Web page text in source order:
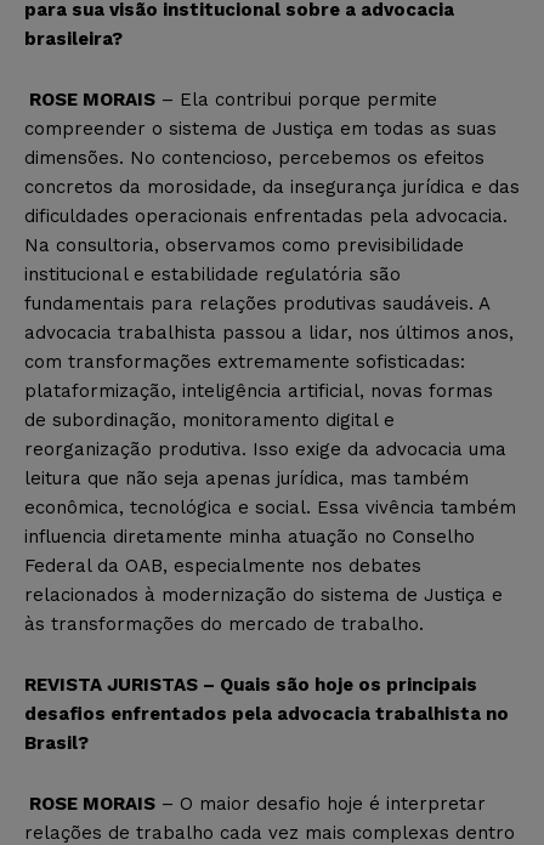
para sua visão institucional sobre a advocacia
brasileira?
ROSE MORAIS – Ela contribui porque permite
compreender o sistema de Justiça em todas as suas
dimensões. No contencioso, percebemos os efeitos
concretos da morosidade, da insegurança jurídica e das
dificuldades operacionais enfrentadas pela advocacia.
Na consultoria, observamos como previsibilidade
institucional e estabilidade regulatória são
fundamentais para relações produtivas saudáveis. A
advocacia trabalhista passou a lidar, nos últimos anos,
com transformações extremamente sofisticadas:
plataformização, inteligência artificial, novas formas
de subordinação, monitoramento digital e
reorganização produtiva. Isso exige da advocacia uma
leitura que não seja apenas jurídica, mas também
econômica, tecnológica e social. Essa vivência também
influencia diretamente minha atuação no Conselho
Federal da OAB, especialmente nos debates
relacionados à modernização do sistema de Justiça e
às transformações do mercado de trabalho.
REVISTA JURISTAS – Quais são hoje os principais
desafios enfrentados pela advocacia trabalhista no
Brasil?
ROSE MORAIS – O maior desafio hoje é interpretar
relações de trabalho cada vez mais complexas dentro